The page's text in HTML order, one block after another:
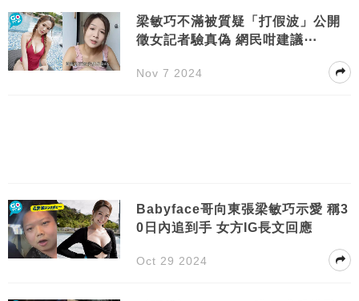
梁敏巧不滿被質疑「打假波」公開
徵女記者驗真偽 網民咁建議⋯
Nov 7 2024
Babyface哥向東張梁敏巧示愛 稱3
0日內追到手 女方IG長文回應
Oct 29 2024